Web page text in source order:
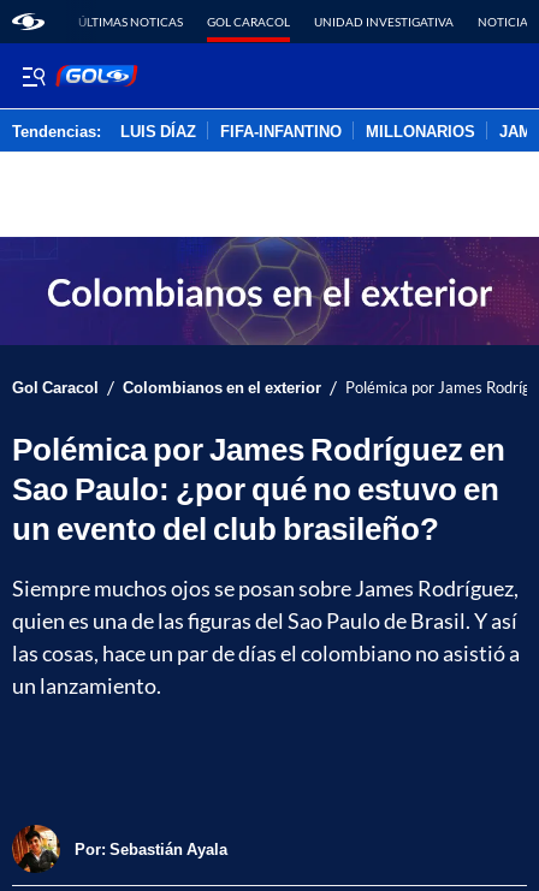
ÚLTIMAS NOTICAS GOL CARACOL UNIDAD INVESTIGATIVA NOTICIAS
Tendencias: LUIS DÍAZ FIFA-INFANTINO MILLONARIOS
Gol Caracol / Colombianos en el exterior / Polémica por James
Polémica por James Rodríguez en
Sao Paulo: ¿por qué no estuvo en
un evento del club brasileño?
Siempre muchos ojos se posan sobre James Rodríguez,
quien es una de las figuras del Sao Paulo de Brasil. Y así
las cosas, hace un par de días el colombiano no asistió a
un lanzamiento.
Por: Sebastián Ayala